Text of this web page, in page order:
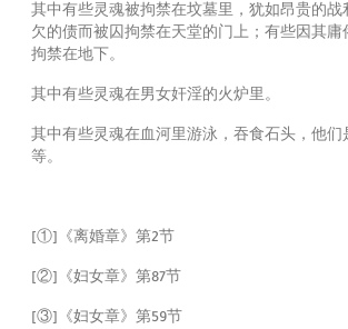
其中有些灵魂被拘禁在坟墓里，犹如昂贵的战
欠的债而被囚拘禁在天堂的门上；有些因其庸
拘禁在地下。
其中有些灵魂在男女奸淫的火炉里。
其中有些灵魂在血河里游泳，吞食石头，他们
等。
[①] 《离婚章》第2节
[②] 《妇女章》第87节
[③] 《妇女章》第59节